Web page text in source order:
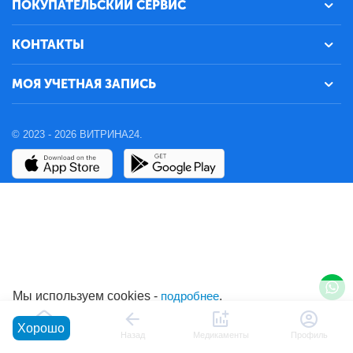
ПОКУПАТЕЛЬСКИЙ СЕРВИС
КОНТАКТЫ
МОЯ УЧЕТНАЯ ЗАПИСЬ
© 2023 - 2026 ВИТРИНА24.
Главная Назад Медикаменты Профиль
Мы используем cookies - подробнее.
Хорошо